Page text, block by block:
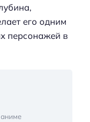
его одним
персонажей в